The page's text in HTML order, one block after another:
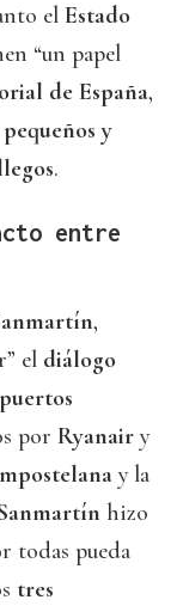
el Estado
“un papel
de España,
y
.
entre
,
el diálogo
por Ryanair y
y la
hizo
todas pueda
tres